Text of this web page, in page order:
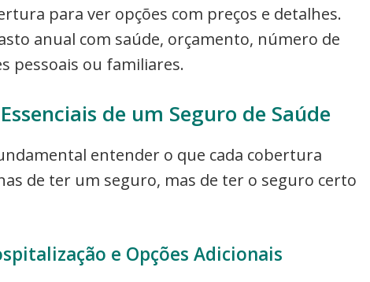
para ver opções com preços e detalhes.
anual com saúde, orçamento, número de
pessoais ou familiares.
de um Seguro de Saúde
entender o que cada cobertura
de ter um seguro, mas de ter o seguro certo
e Opções Adicionais